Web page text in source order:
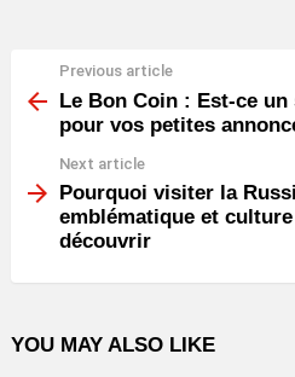
more
Previous article
Le Bon Coin : Est-ce
pour vos petites
Next article
Pourquoi visiter la
emblématique et
découvrir
YOU MAY ALSO LIKE